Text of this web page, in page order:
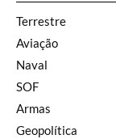
Terrestre
Aviação
Naval
SOF
Armas
Geopolítica